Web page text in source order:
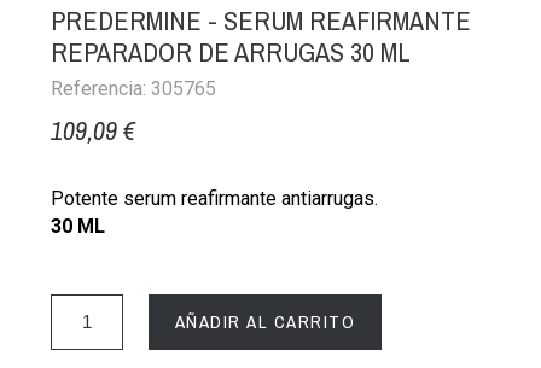
PREDERMINE - SERUM REAFIRMANTE
REPARADOR DE ARRUGAS 30 ML
Referencia: 305765
109,09 €
Potente serum reafirmante antiarrugas.
30 ML
AÑADIR AL CARRITO